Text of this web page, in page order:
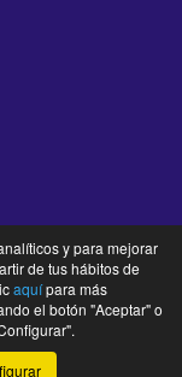
de 9:00 a 13:30
recambios de Gira
y para mejorar
de tus hábitos de
aquípara más
el botón "Aceptar" o